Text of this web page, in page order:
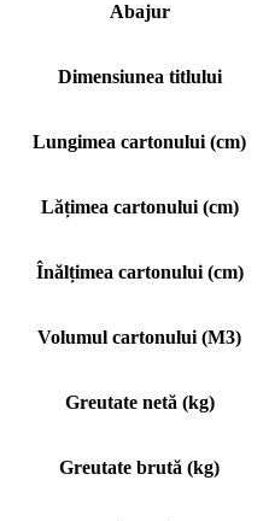
Abajur
Dimensiunea titlului
Lungimea cartonului (cm)
Lățimea cartonului (cm)
Înălțimea cartonului (cm)
Volumul cartonului (M3)
Greutate netă (kg)
Greutate brută (kg)